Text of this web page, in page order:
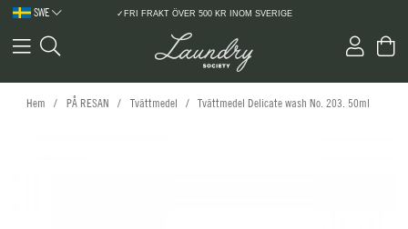
SWE ✓FRI FRAKT ÖVER 500 KR INOM SVERIGE
Hem PÅ RESAN Tvättmedel Tvättmedel Delicate wash No. 203. 50ml